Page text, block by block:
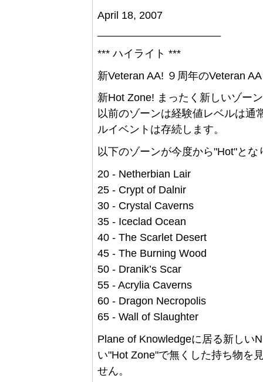
April 18, 2007
*** ハイライト ***
新Veteran AA! ９周年のVeteran
新Hot Zone! まったく新しいゾー
以前のゾーンは経験値レベルは通
ルイベントは存続します。
以下のゾーンが今度から"Hot"とな
20 - Netherbian Lair
25 - Crypt of Dalnir
30 - Crystal Caverns
35 - Iceclad Ocean
40 - The Scarlet Desert
45 - The Burning Wood
50 - Dranik’s Scar
55 - Acrylia Caverns
60 - Dragon Necropolis
65 - Wall of Slaughter
Plane of Knowledgeに居る新しい
い"Hot Zone"で無くした持ち物を
せん。